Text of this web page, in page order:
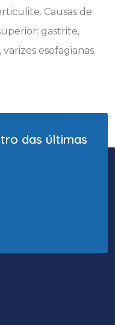
Causas de
gastrite,
esofagianas.
das últimas